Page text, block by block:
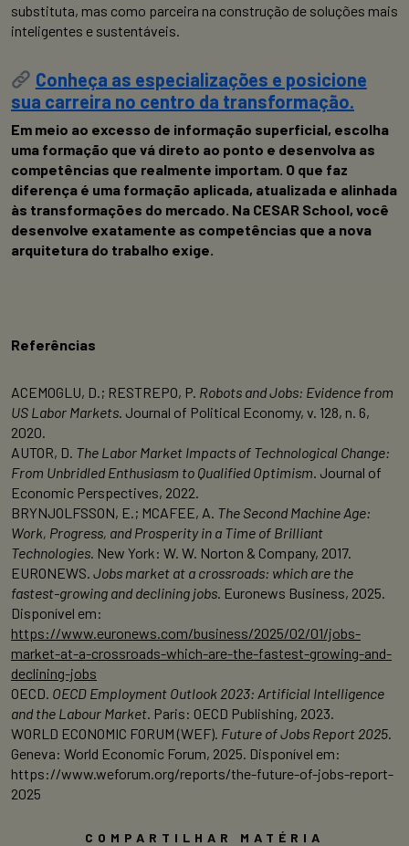
substituta, mas como parceira na construção de soluções mais
inteligentes e sustentáveis.
Conheça as especializações e posicione
sua carreira no centro da transformação.
Em meio ao excesso de informação superficial, escolha
uma formação que vá direto ao ponto e desenvolva as
competências que realmente importam. O que faz
diferença é uma formação aplicada, atualizada e alinhada
às transformações do mercado. Na CESAR School, você
desenvolve exatamente as competências que a nova
arquitetura do trabalho exige.
Referências
ACEMOGLU, D.; RESTREPO, P. Robots and Jobs: Evidence from
US Labor Markets. Journal of Political Economy, v. 128, n. 6,
2020.
AUTOR, D. The Labor Market Impacts of Technological Change:
From Unbridled Enthusiasm to Qualified Optimism. Journal of
Economic Perspectives, 2022.
BRYNJOLFSSON, E.; MCAFEE, A. The Second Machine Age:
Work, Progress, and Prosperity in a Time of Brilliant
Technologies. New York: W. W. Norton & Company, 2017.
EURONEWS. Jobs market at a crossroads: which are the
fastest-growing and declining jobs. Euronews Business, 2025.
Disponível em:
https://www.euronews.com/business/2025/02/01/jobs-
market-at-a-crossroads-which-are-the-fastest-growing-and-
declining-jobs
OECD. OECD Employment Outlook 2023: Artificial Intelligence
and the Labour Market. Paris: OECD Publishing, 2023.
WORLD ECONOMIC FORUM (WEF). Future of Jobs Report 2025.
Geneva: World Economic Forum, 2025. Disponível em:
https://www.weforum.org/reports/the-future-of-jobs-report-
2025
COMPARTILHAR MATÉRIA